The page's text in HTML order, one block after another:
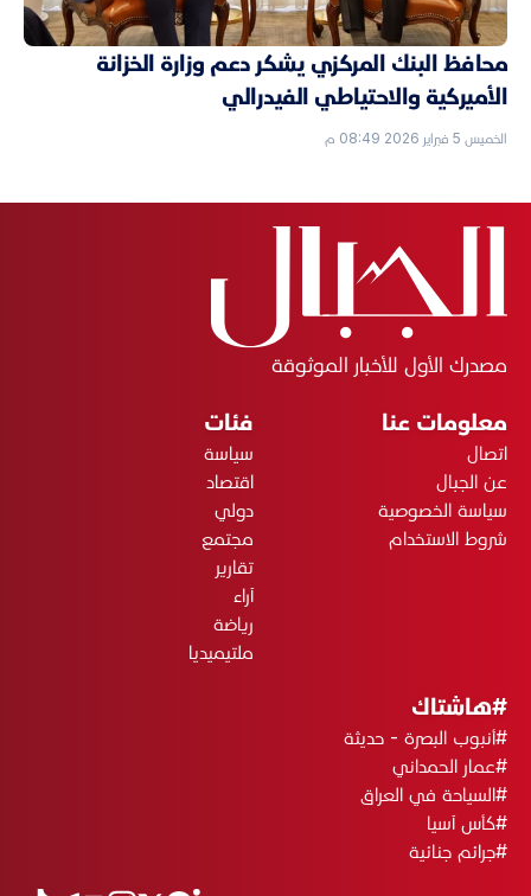
محافظ البنك المركزي يشكر دعم وزارة الخزانة
الأميركية والاحتياطي الفيدرالي
الخميس 5 فبراير 2026 08:49 م
مصدرك الأول للأخبار الموثوقة
معلومات عنا
اتصال
عن الجبال
سياسة الخصوصية
شروط الاستخدام
فئات
سياسة
اقتصاد
دولي
مجتمع
تقارير
آراء
رياضة
ملتيميديا
#هاشتاك
#أنبوب البصرة - حديثة
#عمار الحمداني
#السياحة في العراق
#كأس آسيا
#جرائم جنائية